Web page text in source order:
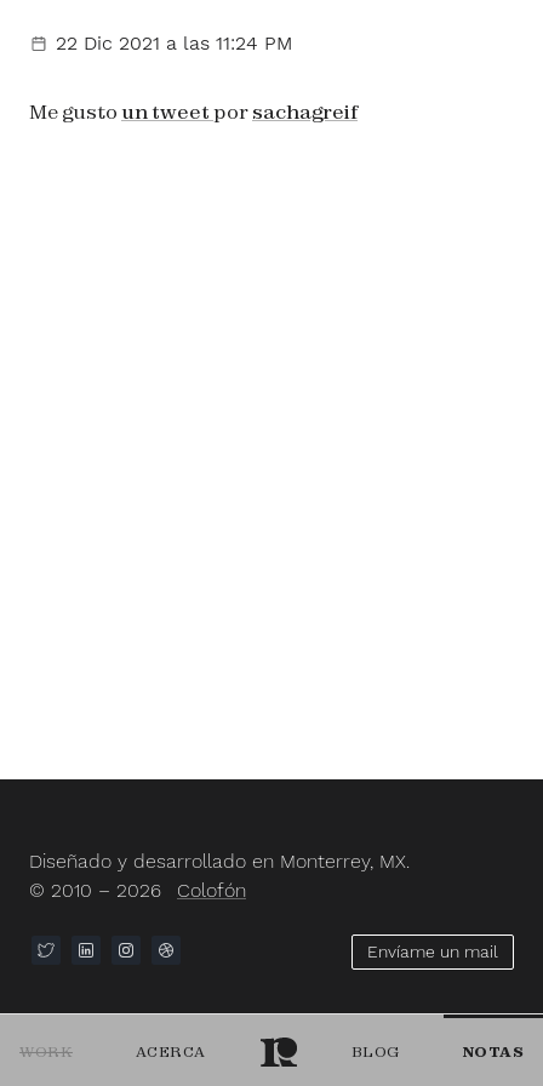
WORK ACERCA BLOG NOTAS
22 Dic 2021 a las 11:24 PM
Me gusto un tweet por sachagreif
Diseñado y desarrollado en Monterrey, MX.
© 2010 – 2026
Colofón
Envíame un mail